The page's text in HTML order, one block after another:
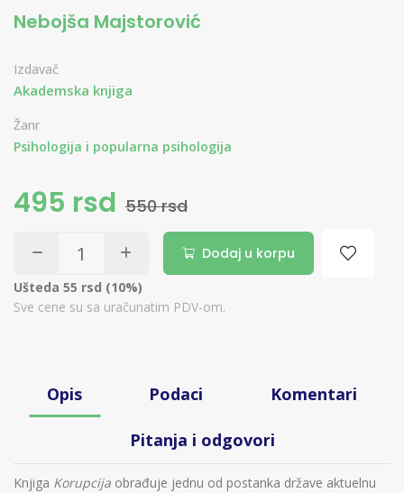
Nebojša Majstorović
Izdavač
Akademska knjiga
Žanr
Psihologija i popularna psihologija
495 rsd 550 rsd
Dodaj u korpu
Ušteda 55 rsd (10%)
Sve cene su sa uračunatim PDV-om.
Opis Podaci Komentari
Pitanja i odgovori
Knjiga Korupcija obrađuje jednu od postanka države aktuelnu